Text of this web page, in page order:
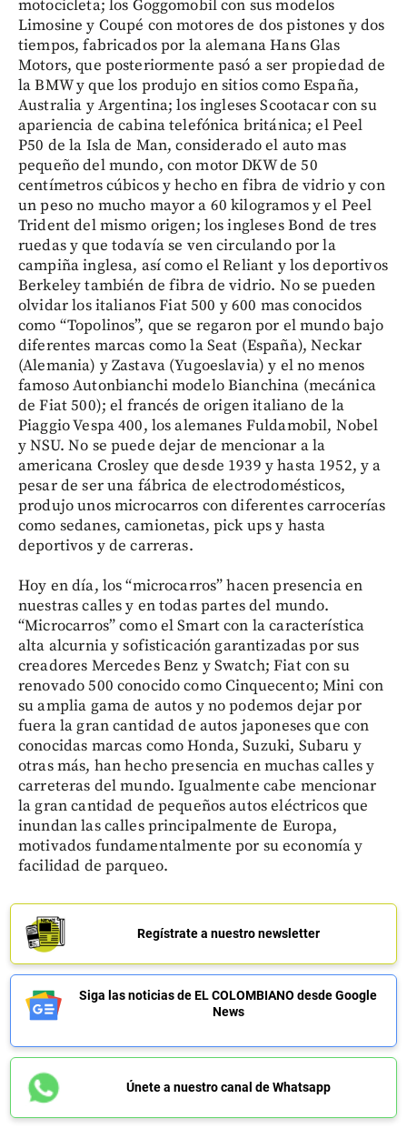
motocicleta; los Goggomobil con sus modelos
Limosine y Coupé con motores de dos pistones y dos
tiempos, fabricados por la alemana Hans Glas
Motors, que posteriormente pasó a ser propiedad de
la BMW y que los produjo en sitios como España,
Australia y Argentina; los ingleses Scootacar con su
apariencia de cabina telefónica británica; el Peel
P50 de la Isla de Man, considerado el auto mas
pequeño del mundo, con motor DKW de 50
centímetros cúbicos y hecho en fibra de vidrio y con
un peso no mucho mayor a 60 kilogramos y el Peel
Trident del mismo origen; los ingleses Bond de tres
ruedas y que todavía se ven circulando por la
campiña inglesa, así como el Reliant y los deportivos
Berkeley también de fibra de vidrio. No se pueden
olvidar los italianos Fiat 500 y 600 mas conocidos
como “Topolinos”, que se regaron por el mundo bajo
diferentes marcas como la Seat (España), Neckar
(Alemania) y Zastava (Yugoeslavia) y el no menos
famoso Autonbianchi modelo Bianchina (mecánica
de Fiat 500); el francés de origen italiano de la
Piaggio Vespa 400, los alemanes Fuldamobil, Nobel
y NSU. No se puede dejar de mencionar a la
americana Crosley que desde 1939 y hasta 1952, y a
pesar de ser una fábrica de electrodomésticos,
produjo unos microcarros con diferentes carrocerías
como sedanes, camionetas, pick ups y hasta
deportivos y de carreras.
Hoy en día, los “microcarros” hacen presencia en
nuestras calles y en todas partes del mundo.
“Microcarros” como el Smart con la característica
alta alcurnia y sofisticación garantizadas por sus
creadores Mercedes Benz y Swatch; Fiat con su
renovado 500 conocido como Cinquecento; Mini con
su amplia gama de autos y no podemos dejar por
fuera la gran cantidad de autos japoneses que con
conocidas marcas como Honda, Suzuki, Subaru y
otras más, han hecho presencia en muchas calles y
carreteras del mundo. Igualmente cabe mencionar
la gran cantidad de pequeños autos eléctricos que
inundan las calles principalmente de Europa,
motivados fundamentalmente por su economía y
facilidad de parqueo.
Regístrate a nuestro newsletter
Siga las noticias de EL COLOMBIANO desde Google
News
Únete a nuestro canal de Whatsapp